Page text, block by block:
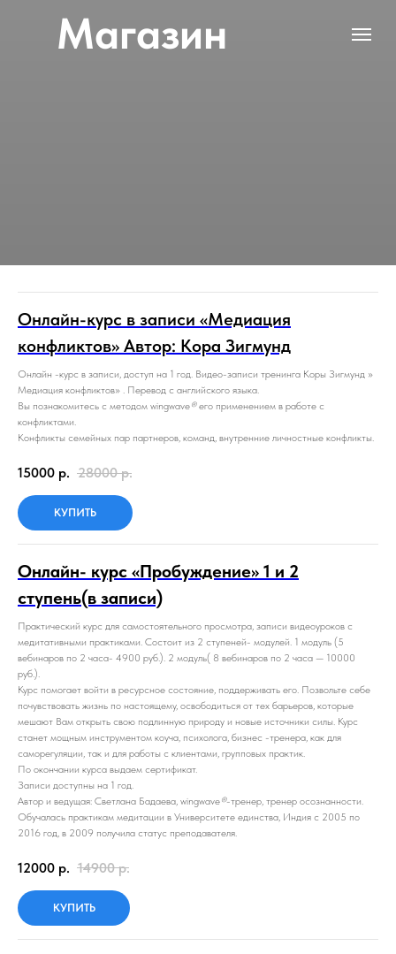
Магазин
Онлайн-курс в записи «Медиация
конфликтов» Автор: Кора Зигмунд
Онлайн -курс в записи, доступ на 1 год. Видео-записи тренинга Коры Зигмунд »
Медиация конфликтов» . Перевод с английского языка.
Вы познакомитесь с методом wingwave®его применением в работе с
конфликтами.
Конфликты семейных пар партнеров, команд, внутренние личностные конфликты.
15000 р. 28000 р.
КУПИТЬ
Онлайн- курс «Пробуждение» 1 и 2
ступень(в записи)
Практический курс для самостоятельного просмотра, записи видеоуроков с
медитативными практиками. Состоит из 2 ступеней- модулей. 1 модуль (5
вебинаров по 2 часа- 4900 руб.). 2 модуль( 8 вебинаров по 2 часа — 10000
руб.).
Курс помогает войти в ресурсное состояние, поддерживать его. Позвольте себе
почувствовать жизнь по настоящему, освободиться от тех барьеров, которые
мешают Вам открыть свою подлинную природу и новые источники силы. Курс
станет мощным инструментом коуча, психолога, бизнес -тренера, как для
саморегуляции, так и для работы с клиентами, групповых практик.
По окончании курса выдаем сертификат.
Записи доступны на 1 год.
Автор и ведущая: Светлана Бадаева, wingwave®-тренер, тренер осознанности.
Обучалась практикам медитации в Университете единства, Индия с 2005 по
2016 год, в 2009 получила статус преподавателя.
12000 р. 14900 р.
КУПИТЬ